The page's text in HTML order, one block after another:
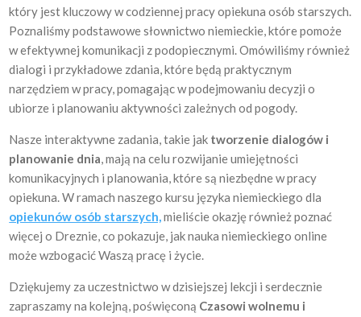
który jest kluczowy w codziennej pracy opiekuna osób starszych.
Poznaliśmy podstawowe słownictwo niemieckie, które pomoże
w efektywnej komunikacji z podopiecznymi. Omówiliśmy również
dialogi i przykładowe zdania, które będą praktycznym
narzędziem w pracy, pomagając w podejmowaniu decyzji o
ubiorze i planowaniu aktywności zależnych od pogody.
Nasze interaktywne zadania, takie jak tworzenie dialogów i
planowanie dnia, mają na celu rozwijanie umiejętności
komunikacyjnych i planowania, które są niezbędne w pracy
opiekuna. W ramach naszego kursu języka niemieckiego dla
opiekunów osób starszych,mieliście okazję również poznać
więcej o Dreznie, co pokazuje, jak nauka niemieckiego online
może wzbogacić Waszą pracę i życie.
Dziękujemy za uczestnictwo w dzisiejszej lekcji i serdecznie
zapraszamy na kolejną, poświęconą Czasowi wolnemu i